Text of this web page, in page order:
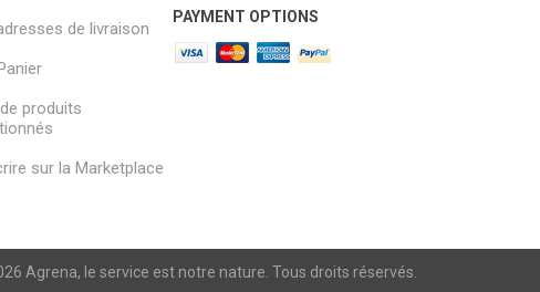
de livraison
produits
sur la Marketplace
PAYMENT OPTIONS
Agrena, le service est notre nature. Tous droits réservés.